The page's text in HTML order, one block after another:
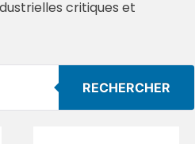
critiques et
RECHERCHER